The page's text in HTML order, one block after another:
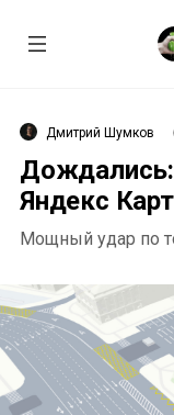
Дмитрий Шумков
Яндекс
Мощный удар по